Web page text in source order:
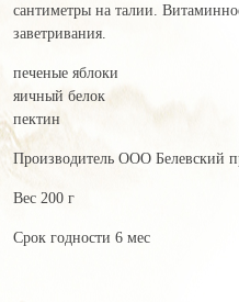
сантиметры на талии.
заветривания.
печеные яблоки
яичный белок
пектин
Производитель ООО Белевский
Вес 200 г
Срок годности 6 мес